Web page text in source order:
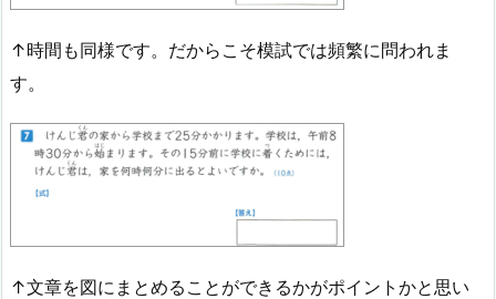
↑時間も同様です。だからこそ模試では頻繁に問われま
す。
↑文章を図にまとめることができるかがポイントかと思い